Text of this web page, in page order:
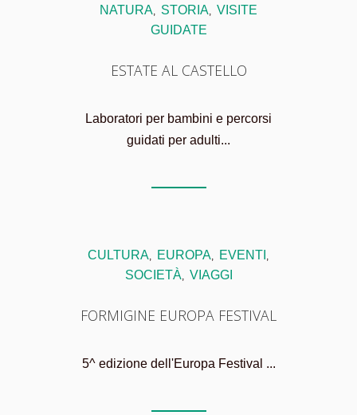
NATURA, STORIA, VISITE
GUIDATE
ESTATE AL CASTELLO
Laboratori per bambini e percorsi
guidati per adulti...
CULTURA, EUROPA, EVENTI ,
SOCIETÀ, VIAGGI
FORMIGINE EUROPA FESTIVAL
5^ edizione dell'Europa Festival ...